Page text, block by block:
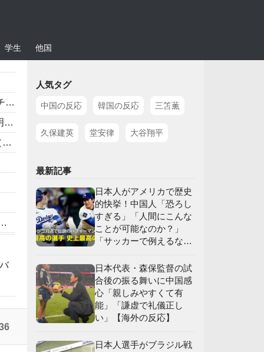
学生 他国
人気タグ
中国の反応 韓国の反応 三笘薫
久保建英 堂安律 大谷翔平
最新記事
日本人がアメリカで歴史
的快挙！中国人「恐ろし
すぎる」「人間にこんな
ことが可能なのか？」
「サッカーで例えるな
日本代表・森保監督の試
合後の振る舞いに中国感
心「親しみやすくて有
能」「謙虚で礼儀正し
い」【海外の反応】
日本人選手がブラジル戦